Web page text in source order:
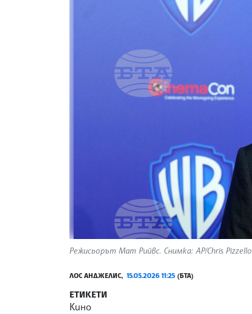
Режисьорът Мат Рийвс. Снимка: AP/Chris Pizzello
ЛОС АНДЖЕЛИС, 15.05.2026 11:25 (БТА)
ЕТИКЕТИ
Кино